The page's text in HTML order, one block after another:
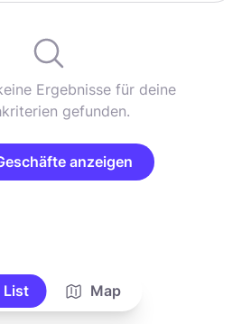
Ergebnisse für deine
gefunden.
anzeigen
List Map